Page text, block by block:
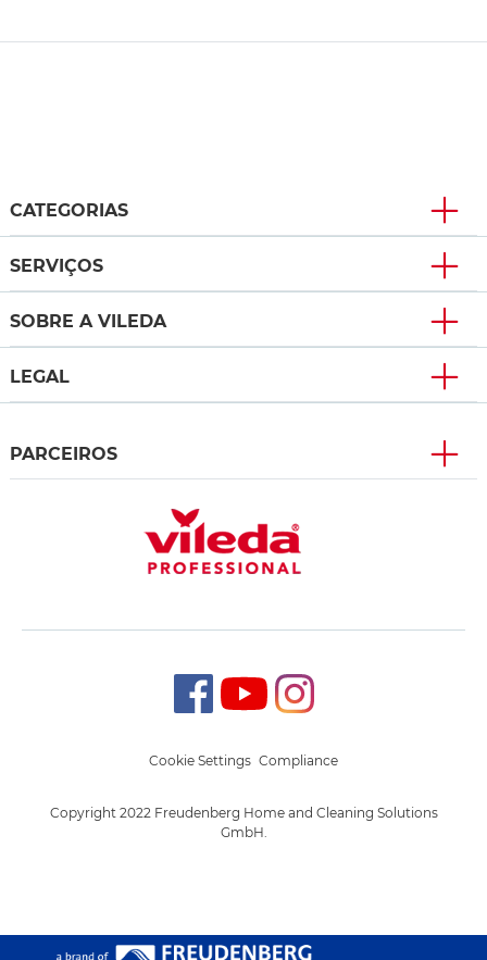
CATEGORIAS
SERVIÇOS
SOBRE A VILEDA
LEGAL
PARCEIROS
Copyright 2022 Freudenberg Home and Cleaning Solutions
GmbH.
Cookie Settings Compliance